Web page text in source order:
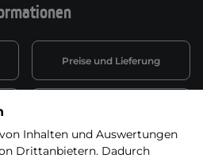
Preise und Lieferung
Batterieentsorgung
Inhalten und Auswertungen
Drittanbietern. Dadurch